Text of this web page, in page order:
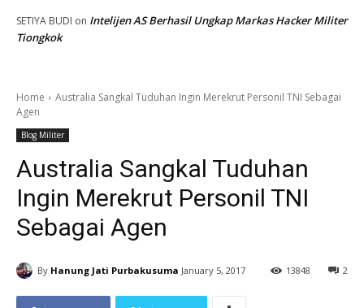
SETIYA BUDI on Intelijen AS Berhasil Ungkap Markas Hacker Militer
Tiongkok